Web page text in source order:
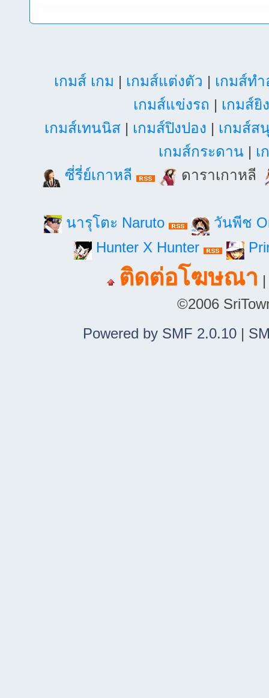
เกมส์ เกม | เกมส์แต่งตัว | เกมส์ท
เกมส์แข่งรถ | เกมส์ยิ
เกมส์เทนนิส| เกมส์ปิงปอง | เกมส์ส
เกมส์กระดาน | เ
ซี่รี่ย์เกาหลี
ดาราเกาหลี
นารุโตะ Naruto
วันพีช
Hunter X Hunter
ติดต่อโฆษณา
©2006
Powered by SMF 2.0.10|